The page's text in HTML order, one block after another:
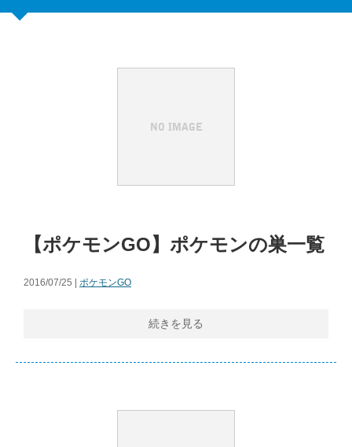
【ポケモンGO】ポケモンの巣一覧
2016/07/25 | ポケモンGO
続きを見る